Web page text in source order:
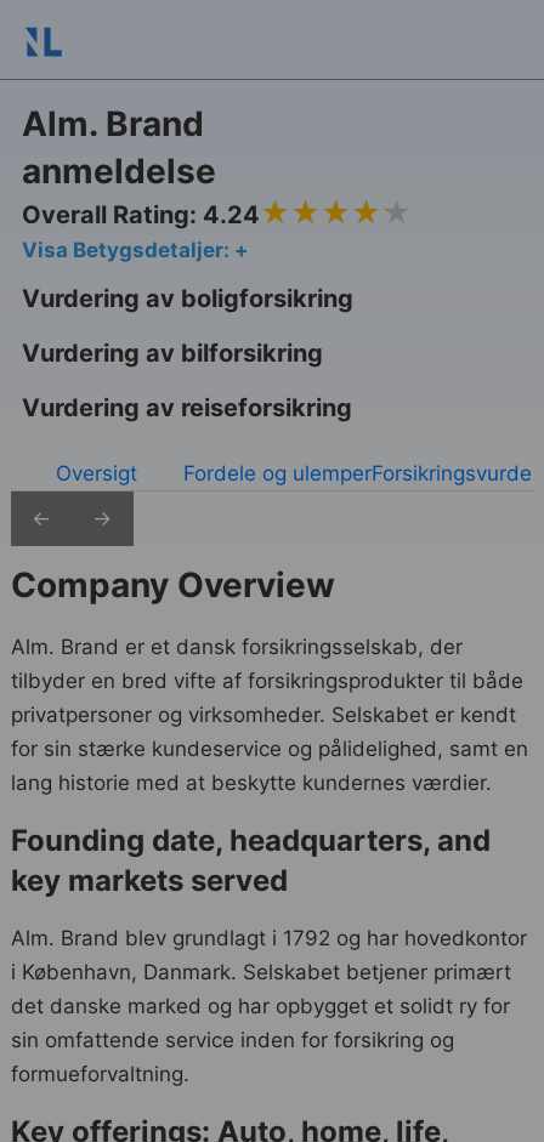
Alm. Brand
anmeldelse
Overall Rating: 4.24
Visa Betygsdetaljer: +
Vurdering av boligforsikring
Vurdering av bilforsikring
Vurdering av reiseforsikring
Oversigt Fordele og ulemper
←
→
Company Overview
Alm. Brand er et dansk forsikringsselskab, der
tilbyder en bred vifte af forsikringsprodukter til både
privatpersoner og virksomheder. Selskabet er kendt
for sin stærke kundeservice og pålidelighed, samt en
lang historie med at beskytte kundernes værdier.
Founding date, headquarters, and
key markets served
Alm. Brand blev grundlagt i 1792 og har hovedkontor
i København, Danmark. Selskabet betjener primært
det danske marked og har opbygget et solidt ry for
sin omfattende service inden for forsikring og
formueforvaltning.
Key offerings: Auto, home, life,